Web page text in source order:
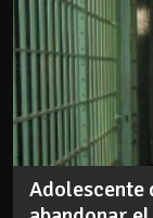
Adolescente